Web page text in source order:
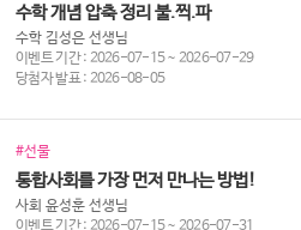
수학 개념 압축 정리 불.찍.파
수학 김성은 선생님
이벤트 기간 : 2026-07-15 ~ 2026-07-29
당첨자 발표 : 2026-08-05
#선물
통합사회를 가장 먼저 만나는 방법!
사회 윤성훈 선생님
이벤트 기간 : 2026-07-15 ~ 2026-07-31